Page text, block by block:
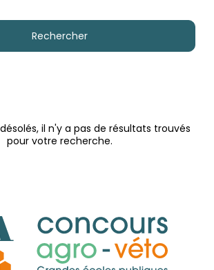
il n'y a pas de résultats trouvés
pour votre recherche.